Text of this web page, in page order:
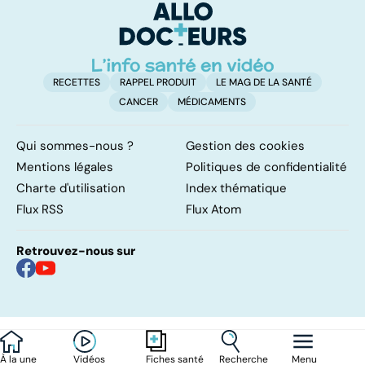
À la une Vidéos Fiches santé Recherche Menu
d'angine ?
RECETTES RAPPEL PRODUIT
LE MAG DE LA SANTÉ
CANCER
MÉDICAMENTS
Qui sommes-nous ?
Gestion des cookies
Mentions légales
Politiques de confidentialité
Charte d'utilisation
Index thématique
Flux RSS
Flux Atom
Retrouvez-nous sur